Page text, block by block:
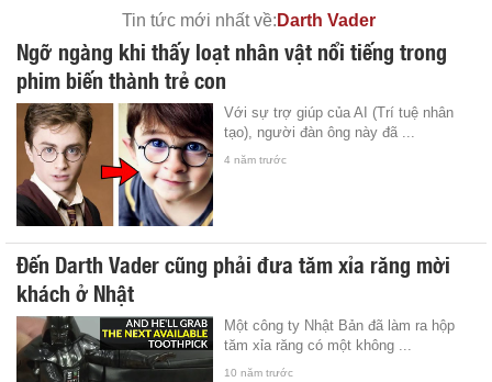
Tin tức mới nhất về: Darth Vader
Ngỡ ngàng khi thấy loạt nhân vật nổi tiếng trong
phim biến thành trẻ con
Với sự trợ giúp của AI (Trí tuệ nhân
tạo), người đàn ông này đã ...
4 năm trước
Đến Darth Vader cũng phải đưa tăm xỉa răng mời
khách ở Nhật
Một công ty Nhật Bản đã làm ra hộp
tăm xỉa răng có một không ...
10 năm trước